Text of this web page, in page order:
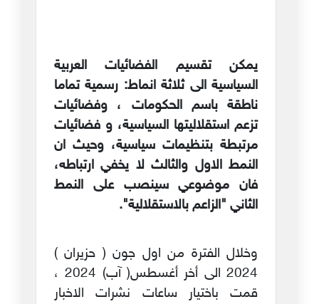
يمكن تقسيم الفضائيات العربية
السياسية الى ثلاثة انماط: رسمية تماما
ناطقة باسم الحكومات ، وفضائيات
تزعم استقلاليتها السياسية، و فضائيات
مرتبطة بتنظيمات سياسية، وحيث ان
النمط الاول والثالث لا يخفي ارتباطه،
فان موضوعي سينصب على النمط
الثاني "الزاعم بالاستقلالية".
وخلال الفترة من اول جون ( حزيران )
2024 الى أخر أغسطس( آب) 2024 ،
قمت باختيار ساعات نشرات الاخبار